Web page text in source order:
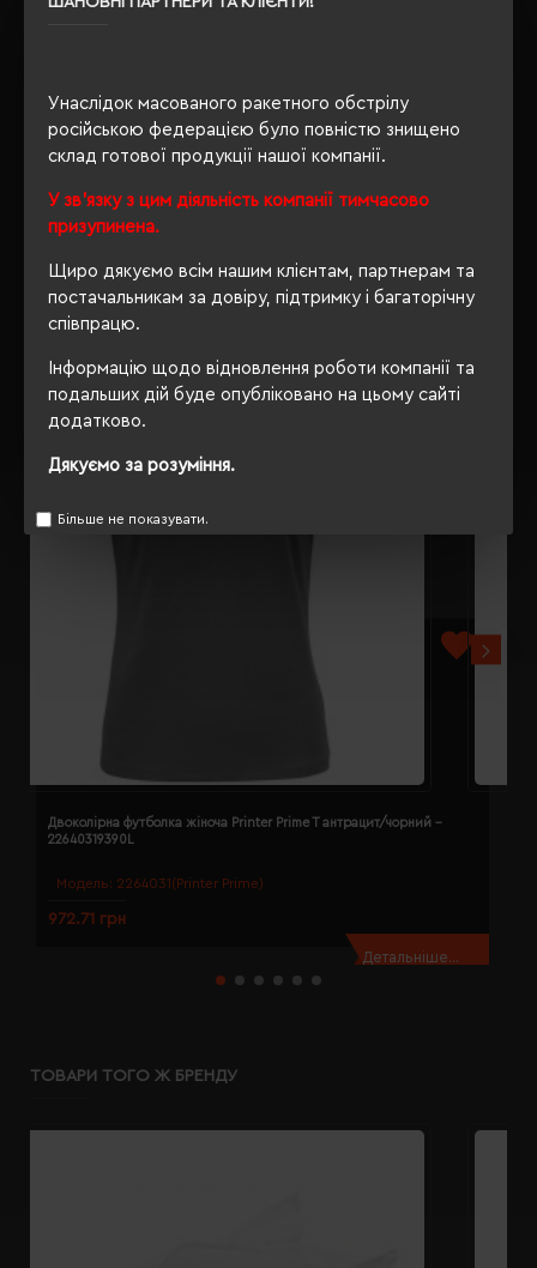
Унаслідок масованого ракетного обстрілу
російською федерацією було повністю знищено
склад готової продукції нашої компанії.
У зв'язку з цим діяльність компанії тимчасово
призупинена.
Щиро дякуємо всім нашим клієнтам, партнерам та
постачальникам за довіру, підтримку і багаторічну
співпрацю.
Інформацію щодо відновлення роботи компанії та
подальших дій буде опубліковано на цьому сайті
додатково.
Дякуємо за розуміння.
Більше не показувати.
Сертифікація
ОПИС
РЕКОМЕНДУЄМО
Модель: 2264031(Printer Prime)
Двоколірна футболка жіноча Printer Prime T антрацит/чорний -
22640319390L
972.71 грн
Детальніше...
ТОВАРИ ТОГО Ж БРЕНДУ